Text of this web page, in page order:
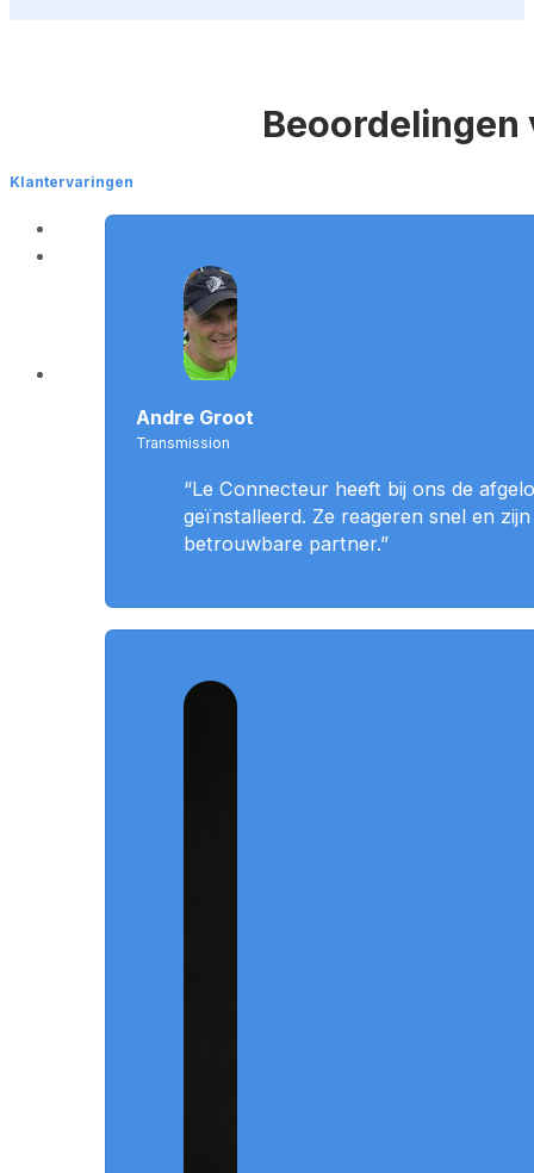
Beoordelingen
Klantervaringen
Andre Groot
Transmission
“Le Connecteur heeft bij ons de
geïnstalleerd. Ze reageren snel en
betrouwbare partner.”